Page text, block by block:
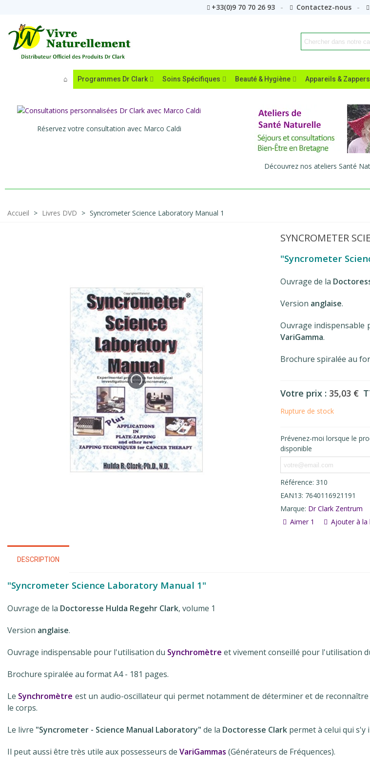
+33(0)9 70 70 26 93 Contactez-nous
Programmes Dr Clark Soins Spécifiques Beauté & Hygiène Appareils & Zappers
Réservez votre consultation avec Marco Caldi
Découvrez nos ateliers Santé
Accueil > Livres DVD > Syncrometer Science Laboratory Manual 1
SYNCROMETER
"Syncrometer
Ouvrage de la
Version anglaise.
Ouvrage indispensable
VariGamma.
Brochure spiralée au
Votre prix : 35,03 €
Rupture de stock
Prévenez-moi lorsque le
disponible
Référence: 310
EAN13: 7640116921191
Marque: Dr Clark Zentrum
Aimer 1 Ajouter à la
DESCRIPTION
"Syncrometer Science Laboratory Manual 1"
Ouvrage de la Doctoresse Hulda Regehr Clark, volume 1
Version anglaise.
Ouvrage indispensable pour l'utilisation du Synchromètre et vivement conseillé pour l'utilisation
Brochure spiralée au format A4 - 181 pages.
Le Synchromètre est un audio-oscillateur qui permet notamment de déterminer et de
le corps.
Le livre "Syncrometer - Science Manual Laboratory" de la Doctoresse Clark permet à celui qui
Il peut aussi être très utile aux possesseurs de VariGammas (Générateurs de Fréquences).